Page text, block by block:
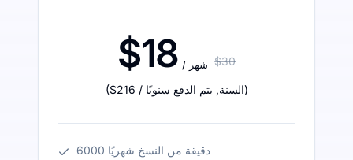
$18 / شهر $30
($216 / السنة, يتم الدفع سنويًا )
6000 دقيقة من النسخ شهريًا